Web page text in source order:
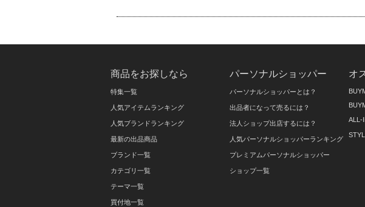
商品をお探しなら
特集一覧
人気アイテムランキング
人気ブランドランキング
最新の出品商品
ブランド一覧
カテゴリ一覧
テーマ一覧
買付地一覧
パーソナルショッパー
パーソナルショッパーとは？
出品者になって売るには？
法人ショップ出店するには？
人気パーソナルショッパーランキング
プレミアムパーソナルショッパー
ショップ一覧
オ
ALL-